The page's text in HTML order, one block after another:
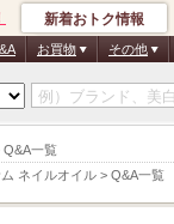
Q&A一覧
ネイルオイル > Q&A一覧
新着おトク情報
お買物 その他